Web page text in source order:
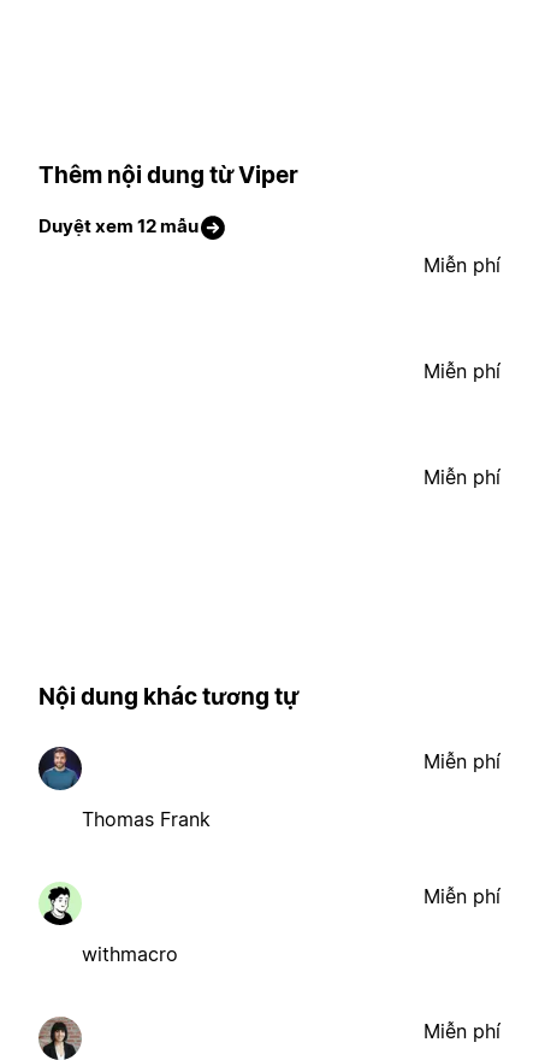
Thêm nội dung từ Viper
Duyệt xem 12 mẫu
Miễn phí
Miễn phí
Miễn phí
Nội dung khác tương tự
Thomas Frank
Miễn phí
withmacro
Miễn phí
Miễn phí